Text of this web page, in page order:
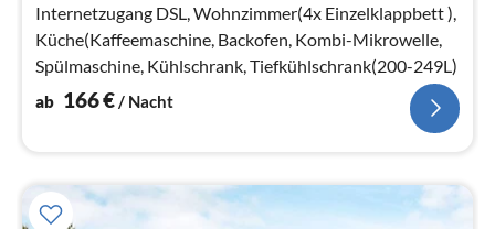
Internetzugang DSL, Wohnzimmer(4x Einzelklappbett ),
Küche(Kaffeemaschine, Backofen, Kombi-Mikrowelle,
Spülmaschine, Kühlschrank, Tiefkühlschrank(200-249L)
ab 166€/ Nacht